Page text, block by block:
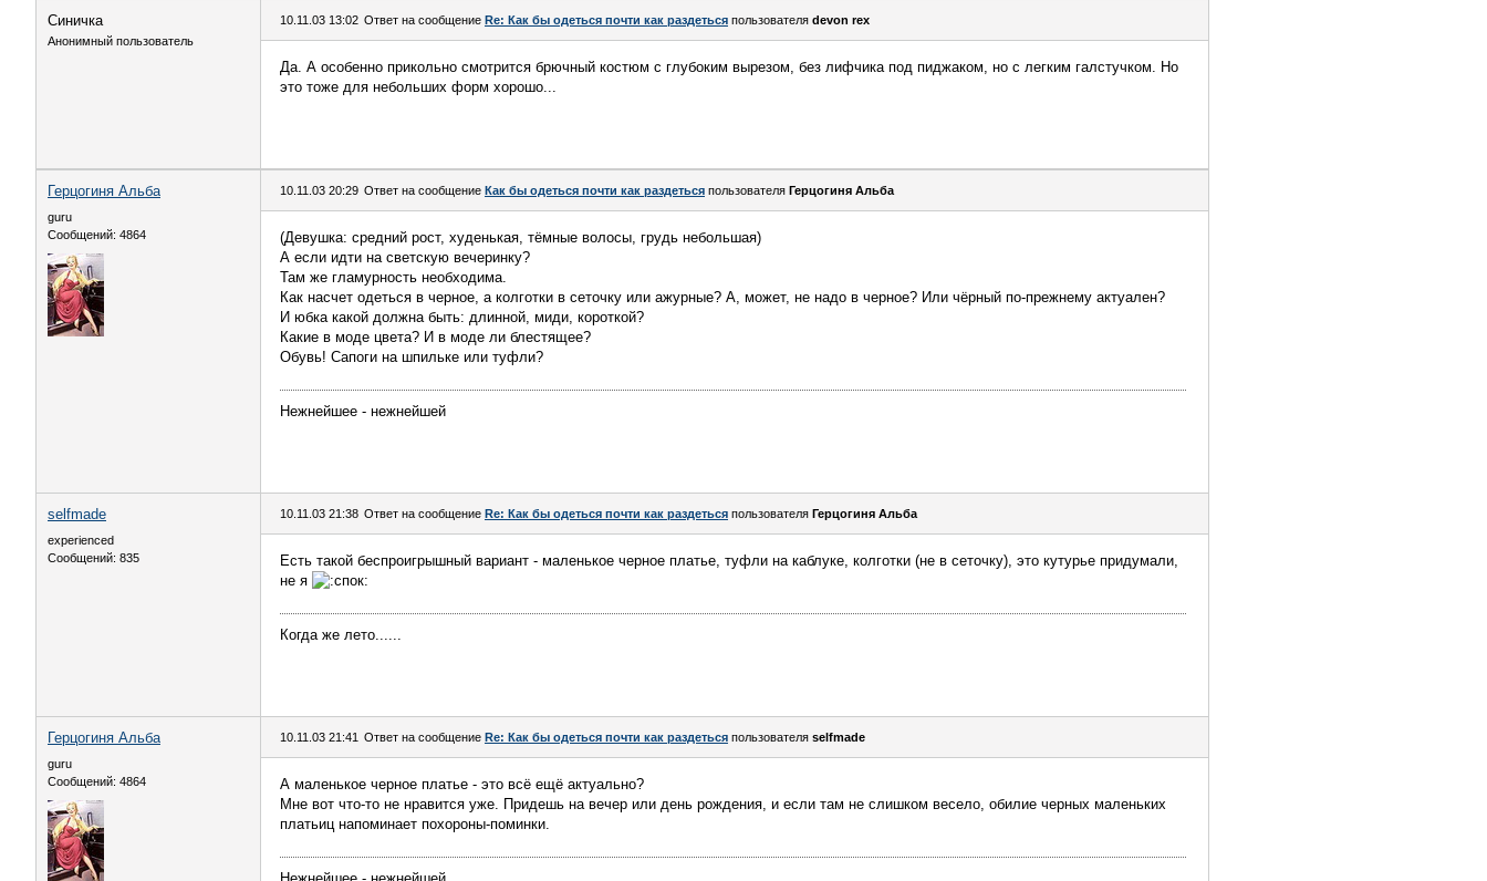
Синичка
Анонимный пользователь
10.11.03 13:02 Ответ на сообщение Re: Как бы одеться почти как раздеться пользователя devon rex
Да. А особенно прикольно смотрится брючный костюм с глубоким вырезом, без лифчика под пиджаком, но с легким галстучком. Но
это тоже для небольших форм хорошо...
Герцогиня Альба
guru
Сообщений: 4864
10.11.03 20:29 Ответ на сообщение Как бы одеться почти как раздеться пользователя Герцогиня Альба
(Девушка: средний рост, худенькая, тёмные волосы, грудь небольшая)
А если идти на светскую вечеринку?
Там же гламурность необходима.
Как насчет одеться в черное, а колготки в сеточку или ажурные? А, может, не надо в черное? Или чёрный по-прежнему актуален?
И юбка какой должна быть: длинной, миди, короткой?
Какие в моде цвета? И в моде ли блестящее?
Обувь! Сапоги на шпильке или туфли?
Нежнейшее - нежнейшей
selfmade
experienced
Сообщений: 835
10.11.03 21:38 Ответ на сообщение Re: Как бы одеться почти как раздеться пользователя Герцогиня Альба
Есть такой беспроигрышный вариант - маленькое черное платье, туфли на каблуке, колготки (не в сеточку), это кутурье придумали,
не я
Когда же лето......
Герцогиня Альба
guru
Сообщений: 4864
10.11.03 21:41 Ответ на сообщение Re: Как бы одеться почти как раздеться пользователя selfmade
А маленькое черное платье - это всё ещё актуально?
Мне вот что-то не нравится уже. Придешь на вечер или день рождения, и если там не слишком весело, обилие черных маленьких
платьиц напоминает похороны-поминки.